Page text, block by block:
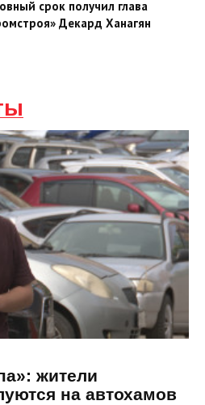
срок получил глава
Декард Ханагян
жители
на автохамов